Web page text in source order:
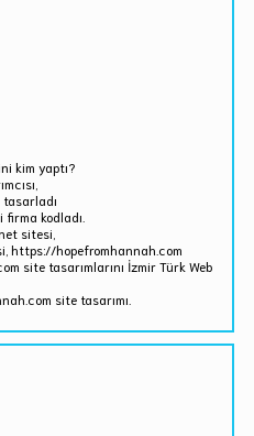
kim yaptı?
kodladı.
sitesi,
https://hopefromhannah.com
site tasarımlarını İzmir Türk Web
site tasarımı.